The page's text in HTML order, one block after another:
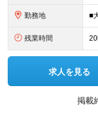
勤務地
残業時間
求人を見る
掲載